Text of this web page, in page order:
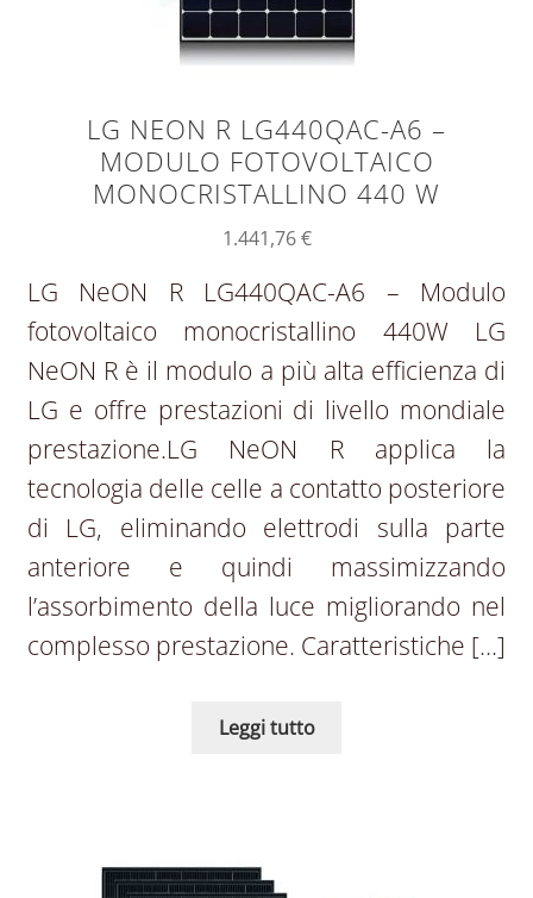
LG NEON R LG440QAC-A6 –
MODULO FOTOVOLTAICO
MONOCRISTALLINO 440 W
1.441,76€
LG NeON R LG440QAC-A6 – Modulo
fotovoltaico monocristallino 440W LG
NeON R è il modulo a più alta efficienza di
LG e offre prestazioni di livello mondiale
prestazione.LG NeON R applica la
tecnologia delle celle a contatto posteriore
di LG, eliminando elettrodi sulla parte
anteriore e quindi massimizzando
l’assorbimento della luce migliorando nel
complesso prestazione. Caratteristiche […]
Leggi tutto